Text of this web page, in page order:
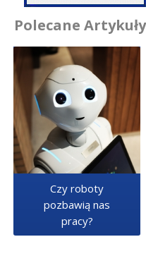
Polecane Artykuły
Czy roboty
pozbawią nas
pracy?